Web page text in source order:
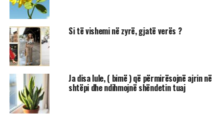
Si të vishemi në zyrë, gjatë verës ?
Ja disa lule, ( bimë ) që përmirësojnë ajrin në
shtëpi dhe ndihmojnë shëndetin tuaj